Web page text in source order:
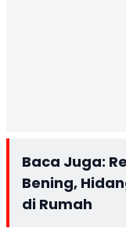
Baca Juga:
Bening,
di Rumah